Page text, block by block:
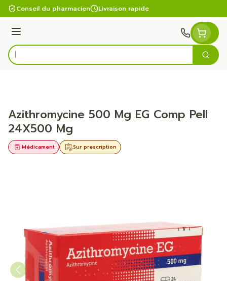
Aller au contenu
Conseil du pharmacien Livraison rapide
Menu
Rechercher
Azithromycine 500 Mg EG Comp Pell
24X500 Mg
Sur prescription
Médicament